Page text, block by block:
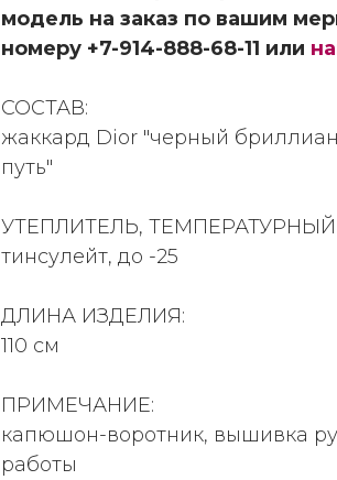
модель на заказ по вашим
номеру +7-914-888-68-11 или
СОСТАВ:
жаккард Dior "черный
путь"
УТЕПЛИТЕЛЬ,
тинсулейт, до -25
ДЛИНА ИЗДЕЛИЯ:
110 см
ПРИМЕЧАНИЕ:
капюшон-воротник, вышивка
работы